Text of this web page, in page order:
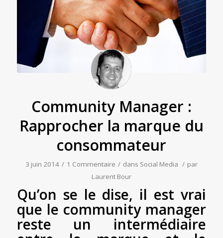
Community Manager :
Rapprocher la marque du
consommateur
3 juin 2014 / 1 Commentaire / dans Social Media / par
Laurent Bour
Qu’on se le dise, il est vrai
que le community manager
reste un intermédiaire